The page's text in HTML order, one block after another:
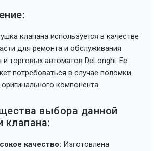
клапана используется в качестве
для ремонта и обслуживания
торговых автоматов DeLonghi. Ее
потребоваться в случае поломки
компонента.
выбора данной
клапана:
качество: Изготовлена